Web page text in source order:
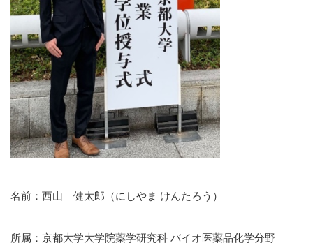
名前：西山 健太郎（にしやま けんたろう）
所属：京都大学大学院薬学研究科 バイオ医薬品化学分野